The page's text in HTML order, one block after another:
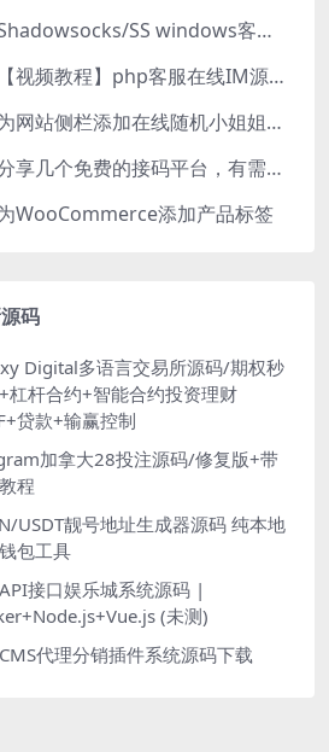
Shadowsocks/SS windows客户端下载
【视频教程】php客服在线IM源码 网页在线客服软件代码
为网站侧栏添加在线随机小姐姐视频小功能源码
分享几个免费的接码平台，有需要自取
WooCommerce添加产品标签
码
Digital多语言交易所源码/期权秒
杠杆合约+智能合约投资理财
贷款+输赢控制
加拿大28投注源码/修复版+带
程
USDT靓号地址生成器源码 纯本地
包工具
接口娱乐城系统源码 |
(未测)
代理分销插件系统源码下载